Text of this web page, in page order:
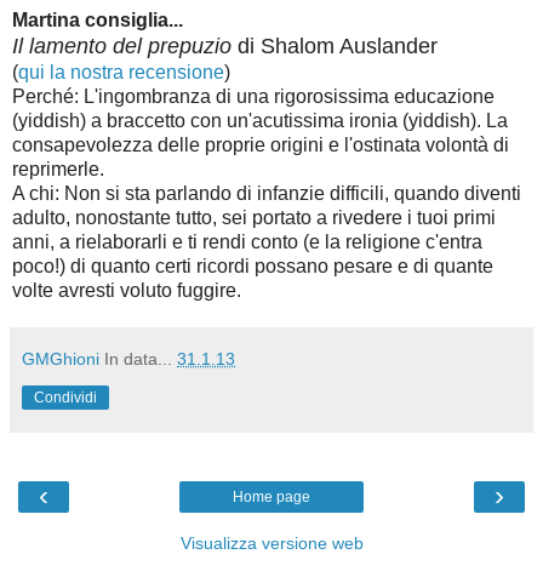
Martina consiglia...
Il lamento del prepuzio di Shalom Auslander
(qui la nostra recensione)
Perché: L'ingombranza di una rigorosissima educazione
(yiddish) a braccetto con un'acutissima ironia (yiddish). La
consapevolezza delle proprie origini e l'ostinata volontà di
reprimerle.
A chi: Non si sta parlando di infanzie difficili, quando diventi
adulto, nonostante tutto, sei portato a rivedere i tuoi primi
anni, a rielaborarli e ti rendi conto (e la religione c'entra
poco!) di quanto certi ricordi possano pesare e di quante
volte avresti voluto fuggire.
GMGhioni In data... 31.1.13
Condividi
‹ ›
Home page
Visualizza versione web